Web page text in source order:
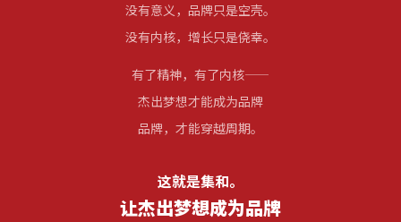
没有意义，品牌只是空壳。
没有内核，增长只是侥幸。
有了精神，有了内核——
杰出梦想才能成为品牌
品牌，才能穿越周期。
这就是集和。
让杰出梦想成为品牌